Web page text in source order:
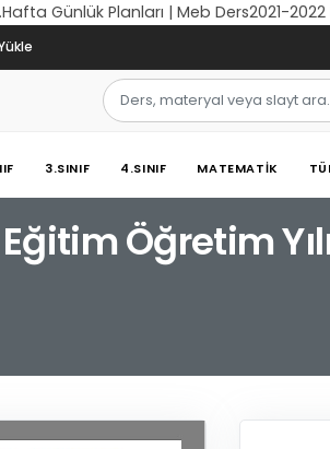
Günlük Planları | Meb Ders2021-
3.SINIF 4.SINIF MATEMATIK
Öğretim